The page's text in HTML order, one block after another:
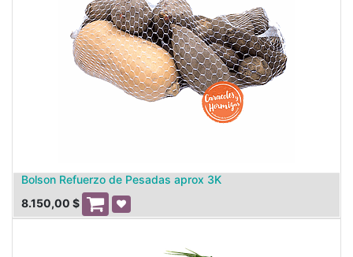
Bolson Refuerzo de Pesadas aprox 3K
8.150,00 $